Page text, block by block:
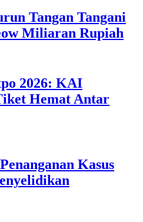
Tangan Tangani
Miliaran Rupiah
2026: KAI
Hemat Antar
Kasus